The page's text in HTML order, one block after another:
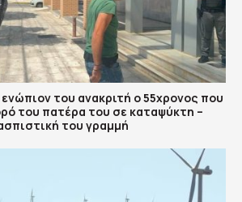
του ανακριτή ο 55χρονος που
του πατέρα του σε καταψύκτη –
του γραμμή